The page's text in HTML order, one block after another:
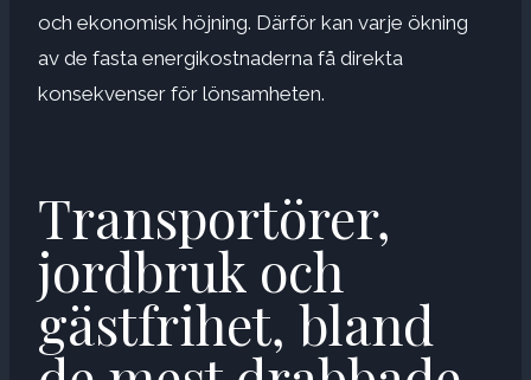
och ekonomisk höjning. Därför kan varje ökning
av de fasta energikostnaderna få direkta
konsekvenser för lönsamheten.
Transportörer,
jordbruk och
gästfrihet, bland